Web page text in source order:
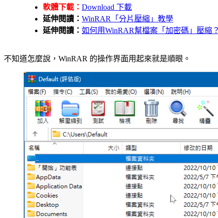
軟體下載： Download 下載
延伸閱讀： WinRAR「分片壓縮」教學
延伸閱讀： 如何用WinRAR幫檔案「加密碼」壓縮
不知道怎麼說，WinRAR 的操作界面用起來就是順眼。